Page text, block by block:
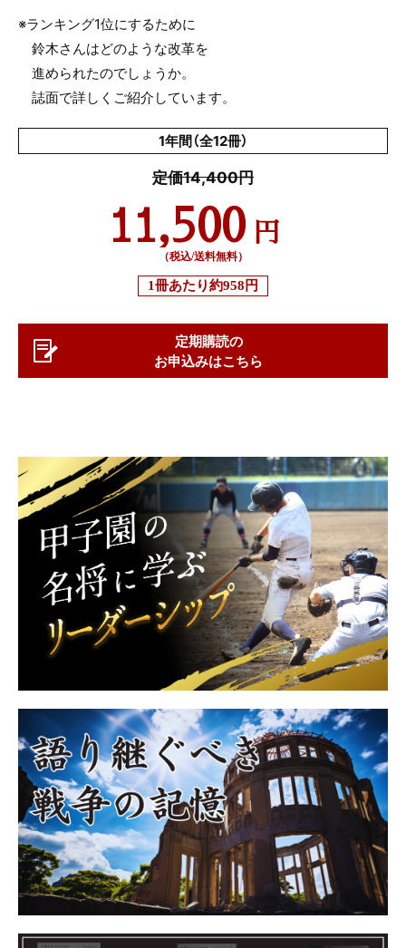
※ランキング1位にするために
鈴木さんはどのような改革を
進められたのでしょうか。
誌面で詳しくご紹介しています。
1年間（全12冊）
定価14,400円
11,500 円
（税込/送料無料）
1冊あたり約958円
定期購読の
お申込みはこちら